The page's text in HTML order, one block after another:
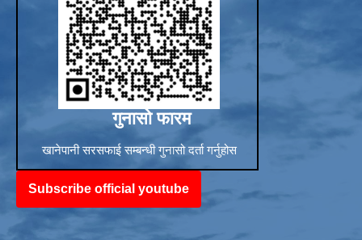
गुनासो फारम
खानेपानी सरसफाई सम्बन्धी गुनासो दर्ता गर्नुहोस
Subscribe official youtube